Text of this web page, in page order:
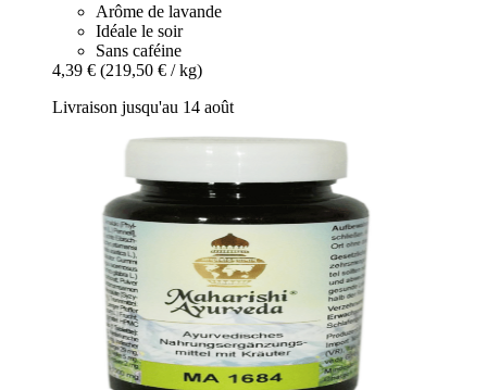
Arôme de lavande
Idéale le soir
Sans caféine
4,39 € (219,50 € / kg)
Livraison jusqu'au 14 août